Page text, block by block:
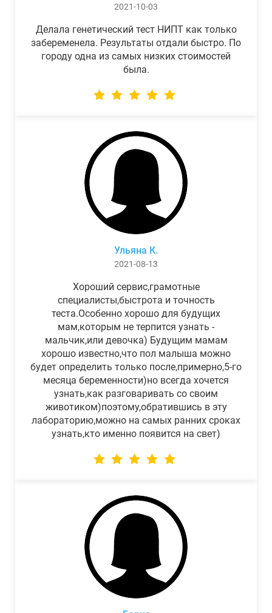
2021-10-03
Делала генетический тест НИПТ как только
забеременела. Результаты отдали быстро. По
городу одна из самых низких стоимостей
была.
Ульяна К.
2021-08-13
Хороший сервис,грамотные
специалисты,быстрота и точность
теста.Особенно хорошо для будущих
мам,которым не терпится узнать -
мальчик,или девочка) Будущим мамам
хорошо известно,что пол малыша можно
будет определить только после,примерно,5-го
месяца беременности)но всегда хочется
узнать,как разговаривать со своим
животиком)поэтому,обратившись в эту
лабораторию,можно на самых ранних сроках
узнать,кто именно появится на свет)